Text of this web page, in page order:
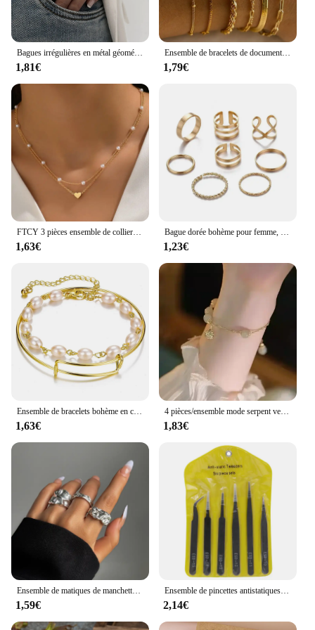
1,81€
Ensemble de bracelets de documents en or pour femmes, style bohème, rétro, multicouche, optique, torsadé, cubain, bijoux de qualité, cadeaux, 6 pièces, 2024
1,79€
1,63€ 1,23€
1,63€
4 pièces/ensemble mode serpent vert pierres précieuses Bracelet strass plein métal Bracelet pour les femmes fête d'anniversaire cadeau de noël bijoux
1,83€
1,59€
Ensemble de pincettes antistatiques en acier inoxydable, ensemble d'outils de réparation, ensemble d'outils manuels antistatiques pour la fabrication de modèles 6 pièces
2,14€